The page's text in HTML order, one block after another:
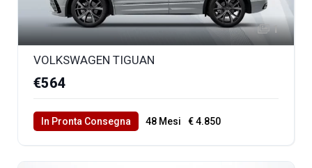
1
VOLKSWAGEN TIGUAN
€564
In Pronta Consegna 48 Mesi
€ 4.850